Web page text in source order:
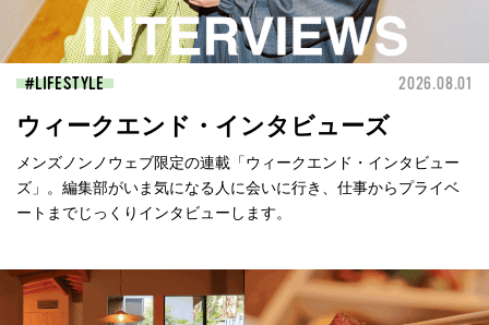
LIFESTYLE 2026.08.01
ウィークエンド・インタビューズ
メンズノンノウェブ限定の連載「ウィークエンド・インタビュー
ズ」。編集部がいま気になる人に会いに行き、仕事からプライベ
ートまでじっくりインタビューします。